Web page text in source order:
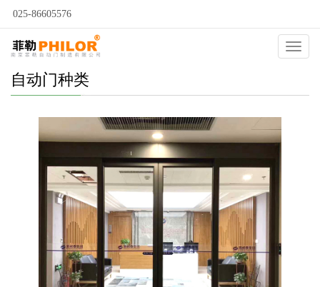
025-86605576
自动门种类